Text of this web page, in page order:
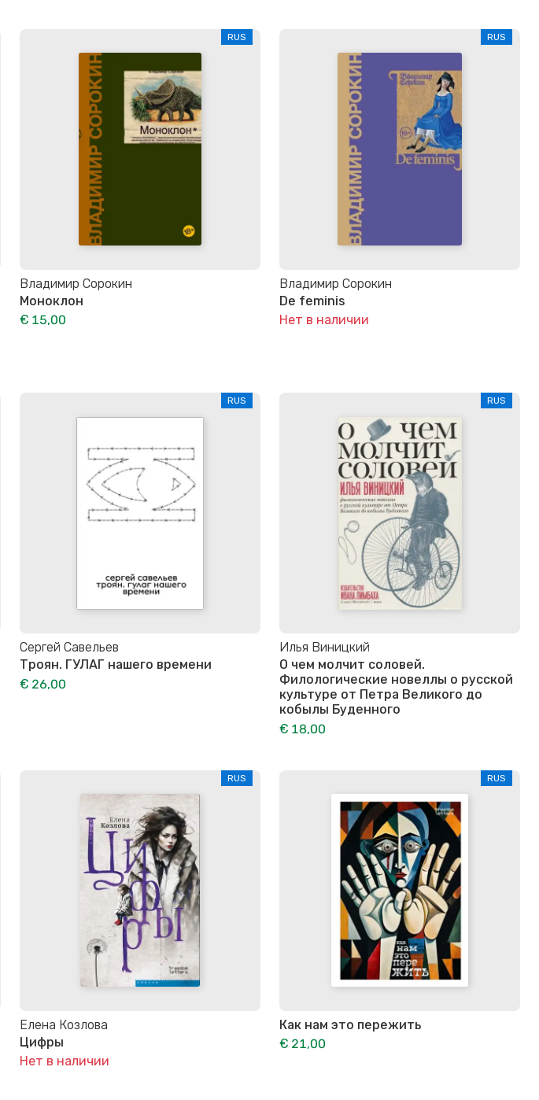
RUS
Владимир Сорокин
Моноклон
€ 15,00
RUS
Владимир Сорокин
De feminis
Нет в наличии
RUS
Сергей Савельев
Троян. ГУЛАГ нашего времени
€ 26,00
RUS
Илья Виницкий
О чем молчит соловей.
Филологические новеллы о русской
культуре от Петра Великого до
кобылы Буденного
€ 18,00
RUS
Елена Козлова
Цифры
Нет в наличии
RUS
Как нам это пережить
€ 21,00